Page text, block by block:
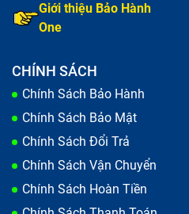
Giới thiệu Bảo Hành
One
CHÍNH SÁCH
Chính Sách Bảo Hành
Chính Sách Bảo Mật
Chính Sách Đổi Trả
Chính Sách Vận Chuyển
Chính Sách Hoàn Tiền